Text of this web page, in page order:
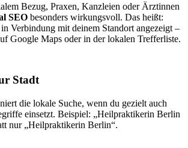
Bezug, Praxen, Kanzleien oder Ärztinnen
SEO besonders wirkungsvoll. Das heißt:
Verbindung mit deinem Standort angezeigt –
Google Maps oder in der lokalen Trefferliste.
Stadt
die lokale Suche, wenn du gezielt auch
einsetzt. Beispiel: „Heilpraktikerin Berlin
nur „Heilpraktikerin Berlin“.